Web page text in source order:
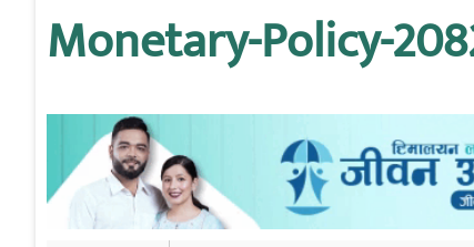
Monetary-Policy-